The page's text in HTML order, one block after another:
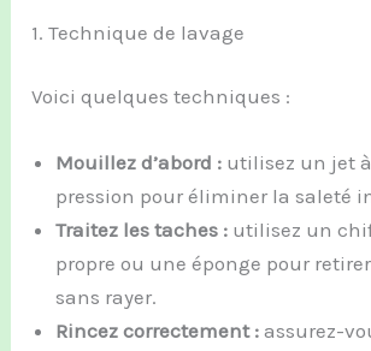
1. Technique de lavage
Voici quelques techniques :
Mouillez d’abord : utilisez un jet
pression pour éliminer la saleté
Traitez les taches : utilisez un
propre ou une éponge pour
sans rayer.
Rincez correctement : assurez-